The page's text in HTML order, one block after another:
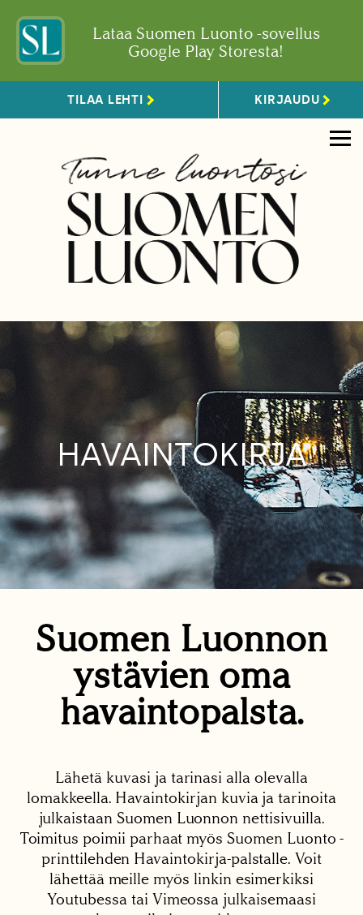
Lataa Suomen Luonto -sovellus
Google Play Storesta!
TILAA LEHTI KIRJAUDU
HAVAINTOKIRJA
Suomen Luonnon
ystävien oma
havaintopalsta.
Lähetä kuvasi ja tarinasi alla olevalla
lomakkeella. Havaintokirjan kuvia ja tarinoita
julkaistaan Suomen Luonnon nettisivuilla.
Toimitus poimii parhaat myös Suomen Luonto -
printtilehden Havaintokirja-palstalle. Voit
lähettää meille myös linkin esimerkiksi
Youtubessa tai Vimeossa julkaisemaasi